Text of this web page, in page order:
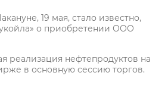
19 мая, стало известно,
о приобретении ООО
реализация нефтепродуктов на
в основную сессию торгов.